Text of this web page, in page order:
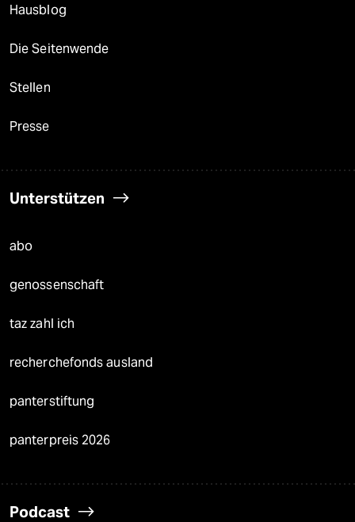
Hausblog
Die Seitenwende
Stellen
Presse
Unterstützen
abo
genossenschaft
taz zahl ich
recherchefonds ausland
panterstiftung
panterpreis 2026
Podcast